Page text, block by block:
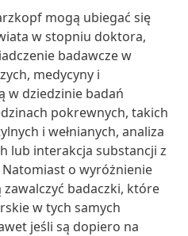
mogą ubiegać się
w stopniu doktora,
badawcze w
medycyny i
w dziedzinie badań
pokrewnych, takich
i wełnianych, analiza
lub interakcja substancji z
Natomiast o wyróżnienie
zawalczyć badaczki, które
w tych samych
jeśli są dopiero na